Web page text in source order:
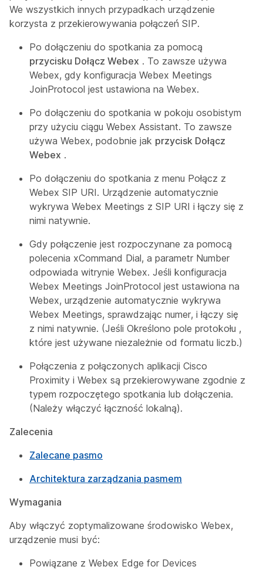
We wszystkich innych przypadkach urządzenie
korzysta z przekierowywania połączeń SIP.
Po dołączeniu do spotkania za pomocą
przycisku Dołącz Webex . To zawsze używa
Webex, gdy konfiguracja Webex Meetings
JoinProtocol jest ustawiona na Webex.
Po dołączeniu do spotkania w pokoju osobistym
przy użyciu ciągu Webex Assistant. To zawsze
używa Webex, podobnie jak przycisk Dołącz
Webex .
Po dołączeniu do spotkania z menu Połącz z
Webex SIP URI. Urządzenie automatycznie
wykrywa Webex Meetings z SIP URI i łączy się z
nimi natywnie.
Gdy połączenie jest rozpoczynane za pomocą
polecenia xCommand Dial, a parametr Number
odpowiada witrynie Webex. Jeśli konfiguracja
Webex Meetings JoinProtocol jest ustawiona na
Webex, urządzenie automatycznie wykrywa
Webex Meetings, sprawdzając numer, i łączy się
z nimi natywnie. (Jeśli Określono pole protokołu ,
które jest używane niezależnie od formatu liczb.)
Połączenia z połączonych aplikacji Cisco
Proximity i Webex są przekierowywane zgodnie z
typem rozpoczętego spotkania lub dołączenia.
(Należy włączyć łączność lokalną).
Zalecenia
Zalecane pasmo
Architektura zarządzania pasmem
Wymagania
Aby włączyć zoptymalizowane środowisko Webex,
urządzenie musi być:
Powiązane z Webex Edge for Devices